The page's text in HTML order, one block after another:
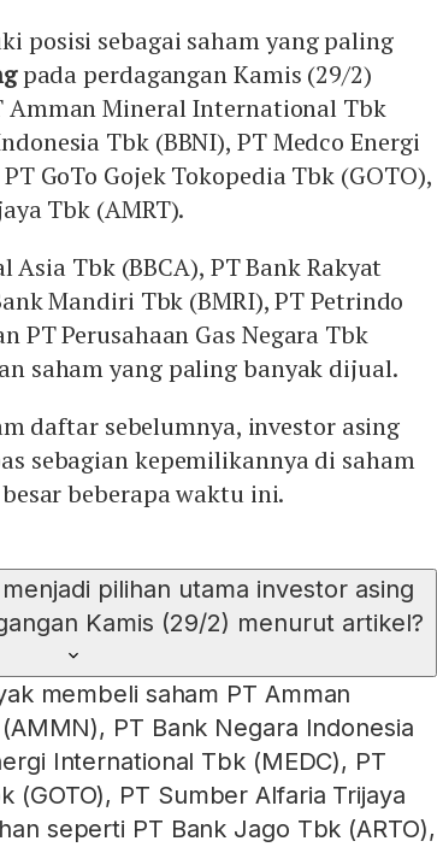
posisi sebagai saham yang paling
pada perdagangan Kamis (29/2)
Amman Mineral International Tbk
Tbk (BBNI), PT Medco Energi
GoTo Gojek Tokopedia Tbk (GOTO),
Tbk (AMRT).
Asia Tbk (BBCA), PT Bank Rakyat
Mandiri Tbk (BMRI), PT Petrindo
PT Perusahaan Gas Negara Tbk
saham yang paling banyak dijual.
daftar sebelumnya, investor asing
sebagian kepemilikannya di saham
beberapa waktu ini.
pilihan utama investor asing
Kamis (29/2) menurut artikel?
membeli saham PT Amman
PT Bank Negara Indonesia
International Tbk (MEDC), PT
(GOTO), PT Sumber Alfaria Trijaya
seperti PT Bank Jago Tbk (ARTO),